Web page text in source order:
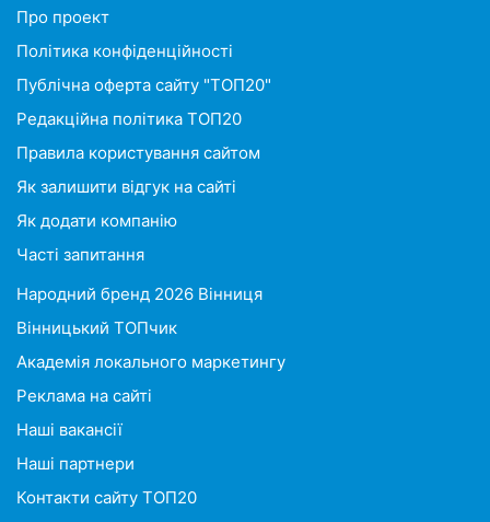
Про проект
Політика конфіденційності
Публічна оферта сайту "ТОП20"
Редакційна політика ТОП20
Правила користування сайтом
Як залишити відгук на сайті
Як додати компанію
Часті запитання
Народний бренд 2026 Вінниця
Вінницький ТОПчик
Академія локального маркетингу
Реклама на сайті
Наші вакансії
Наші партнери
Контакти сайту ТОП20